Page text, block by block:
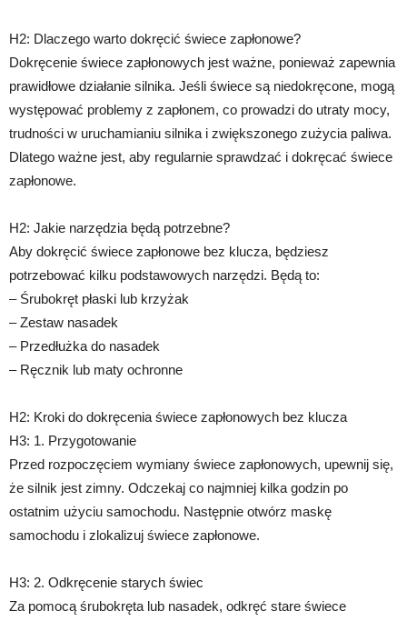
H2: Dlaczego warto dokręcić świece zapłonowe?
Dokręcenie świece zapłonowych jest ważne, ponieważ zapewnia
prawidłowe działanie silnika. Jeśli świece są niedokręcone, mogą
występować problemy z zapłonem, co prowadzi do utraty mocy,
trudności w uruchamianiu silnika i zwiększonego zużycia paliwa.
Dlatego ważne jest, aby regularnie sprawdzać i dokręcać świece
zapłonowe.
H2: Jakie narzędzia będą potrzebne?
Aby dokręcić świece zapłonowe bez klucza, będziesz
potrzebować kilku podstawowych narzędzi. Będą to:
– Śrubokręt płaski lub krzyżak
– Zestaw nasadek
– Przedłużka do nasadek
– Ręcznik lub maty ochronne
H2: Kroki do dokręcenia świece zapłonowych bez klucza
H3: 1. Przygotowanie
Przed rozpoczęciem wymiany świece zapłonowych, upewnij się,
że silnik jest zimny. Odczekaj co najmniej kilka godzin po
ostatnim użyciu samochodu. Następnie otwórz maskę
samochodu i zlokalizuj świece zapłonowe.
H3: 2. Odkręcenie starych świec
Za pomocą śrubokręta lub nasadek, odkręć stare świece